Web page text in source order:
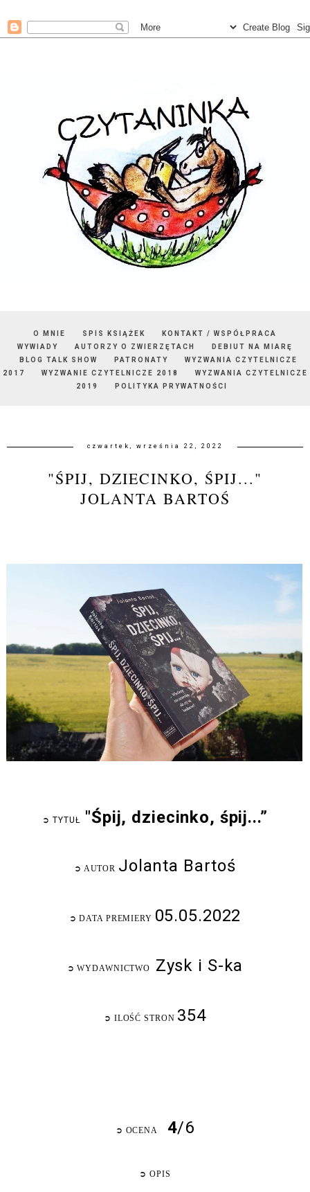
O MNIE SPIS KSIĄŻEK
KONTAKT / WSPÓŁPRACA
WYWIADY
AUTORZY O ZWIERZĘTACH
DEBIUT NA MIARĘ
BLOG TALK SHOW
PATRONATY
WYZWANIA CZYTELNICZE
2017
WYZWANIE CZYTELNICZE 2018
WYZWANIA CZYTELNICZE
2019
POLITYKA PRYWATNOŚCI
czwartek, września 22, 2022
"ŚPIJ, DZIECINKO, ŚPIJ..."
JOLANTA BARTOŚ
➲ TYTUŁ "Śpij, dziecinko, śpij...”
➲ AUTOR Jolanta Bartoś
➲ DATA PREMIERY 05.05.2022
➲ WYDAWNICTWO Zysk i S-ka
➲ ILOŚĆ STRON 354
➲ OCENA 4/6
➲ OPIS